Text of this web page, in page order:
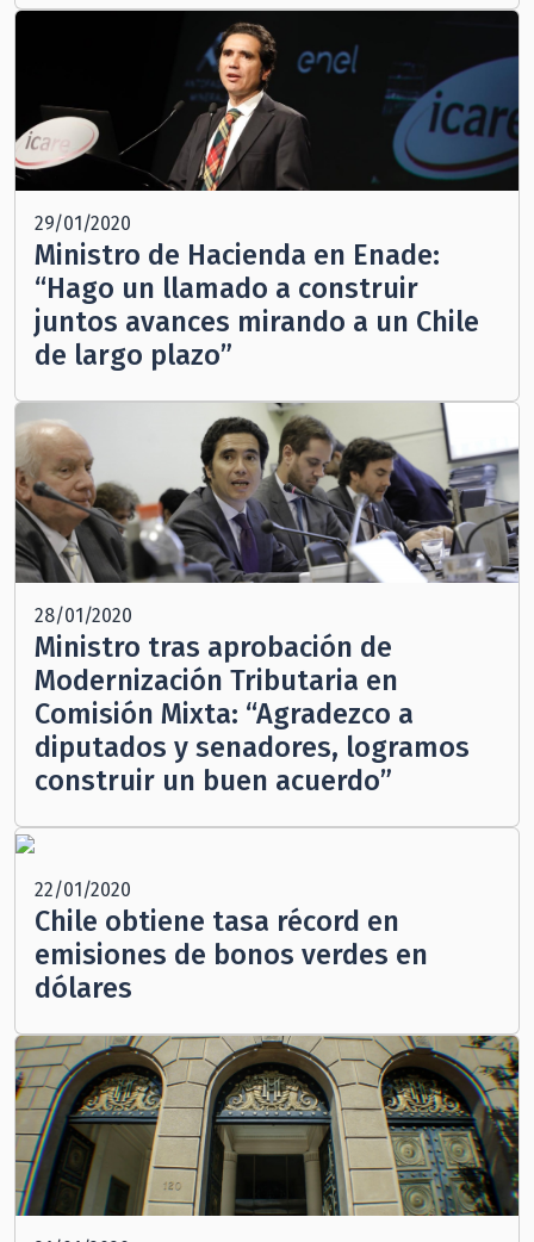
29/01/2020
Ministro de Hacienda en Enade:
“Hago un llamado a construir
juntos avances mirando a un Chile
de largo plazo”
28/01/2020
Ministro tras aprobación de
Modernización Tributaria en
Comisión Mixta: “Agradezco a
diputados y senadores, logramos
construir un buen acuerdo”
22/01/2020
Chile obtiene tasa récord en
emisiones de bonos verdes en
dólares